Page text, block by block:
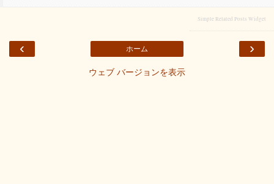
Simple Related Posts Widget
‹ ›
ホーム
ウェブ バージョンを表示